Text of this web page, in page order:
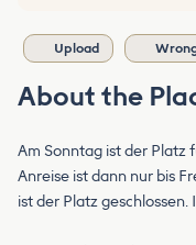
Upload
About the
Am Sonntag ist der Platz
Anreise ist dann nur bis
ist der Platz